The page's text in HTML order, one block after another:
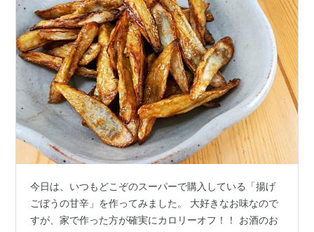
今日は、いつもどこぞのスーパーで購入している「揚げ
ごぼうの甘辛」を作ってみました。 大好きなお味なので
すが、家で作った方が確実にカロリーオフ！！ お酒のお